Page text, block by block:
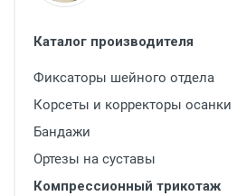
Оториноларингология
Ветеринария
Стоматологическое оборудование
Каталог производителя
Фиксаторы шейного отдела
Корсеты и корректоры осанки
Бандажи
Ортезы на суставы
Компрессионный трикотаж